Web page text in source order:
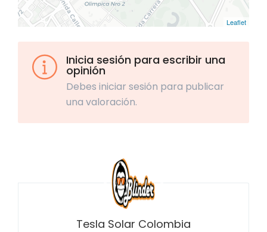
Leaflet
Inicia sesión para escribir una
opinión
Debes iniciar sesión para publicar
una valoración.
Tesla Solar Colombia